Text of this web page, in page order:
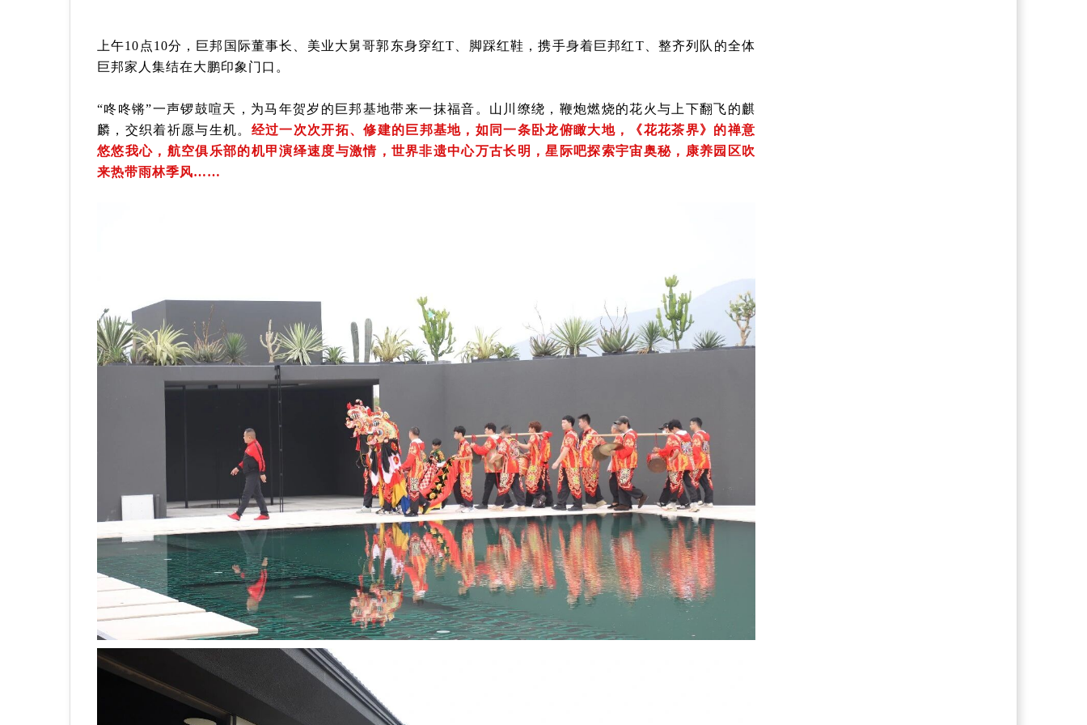
上午10点10分，巨邦国际董事长、美业大舅哥郭东身穿红T、脚踩红鞋，携手身着巨邦红T、整齐列队的全体
巨邦家人集结在大鹏印象门口。
“咚咚锵”一声锣鼓喧天，为马年贺岁的巨邦基地带来一抹福音。山川缭绕，鞭炮燃烧的花火与上下翻飞的麒
麟，交织着祈愿与生机。 经过一次次开拓、修建的巨邦基地，如同一条卧龙俯瞰大地，《花花茶界》的禅意
悠悠我心，航空俱乐部的机甲演绎速度与激情，世界非遗中心万古长明，星际吧探索宇宙奥秘，康养园区吹
来热带雨林季风……